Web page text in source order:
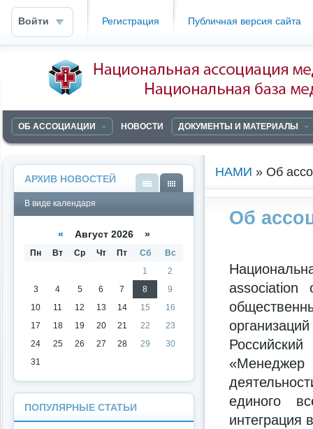
Войти Регистрация Публичная версия сайта
ОБ АССОЦИАЦИИ НОВОСТИ ДОКУМЕНТЫ И МАТЕРИАЛЫ
НАМИ » Об
Об
association
единого
интеграция
АРХИВ НОВОСТЕЙ
кален
списк
В виде календаря
« Август 2026 »
Пн Вт Ср Чт Пт Сб
Вс
1
2
3
4 5 6 7 8
9
10
11 12 13 14 15
16
17
18 19 20 21 22
23
24
25 26 27 28 29
30
31
ПОПУЛЯРНЫЕ СТАТЬИ